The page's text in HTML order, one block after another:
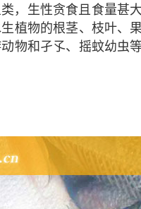
，生性贪食且食量甚
植物的根茎、枝叶、
物和孑孓、摇蚊幼虫